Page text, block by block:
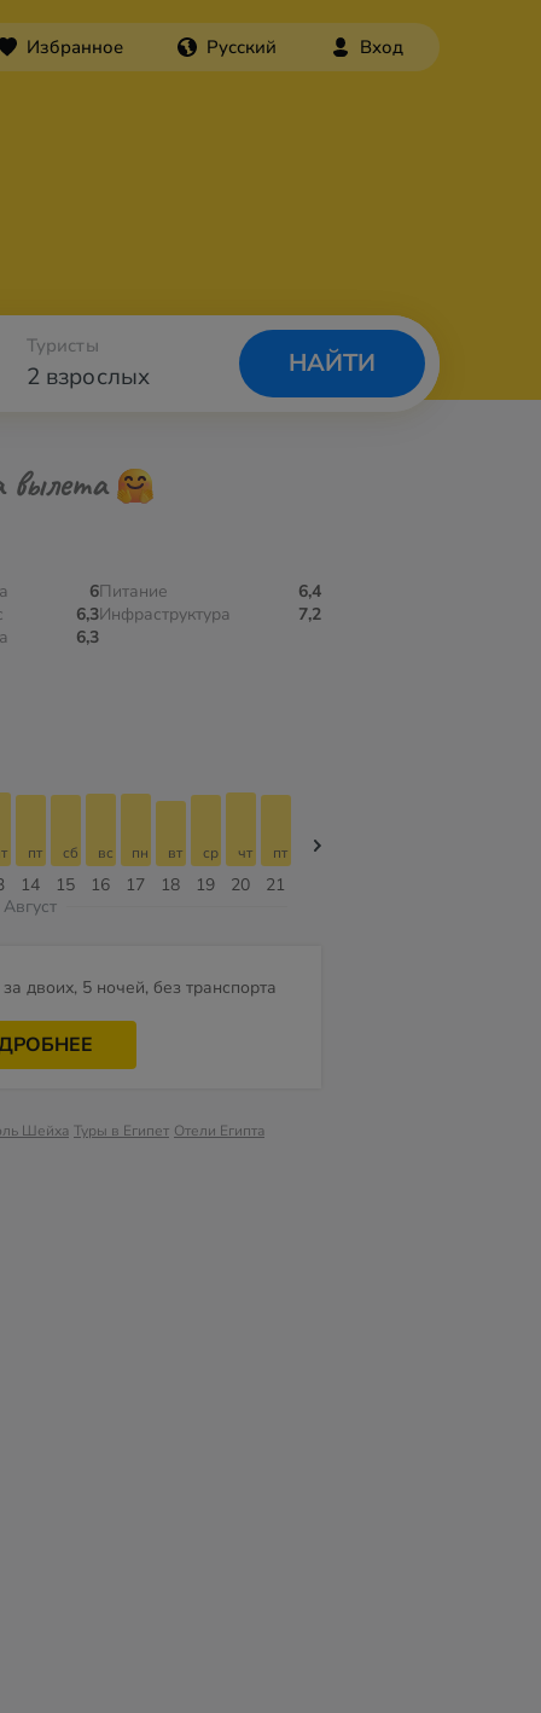
Избранное Русский Вход
2 взрослых
Туристы
НАЙТИ
вылета
6
6,3
6,3
Питание
6,4
Инфраструктура
7,2
14
пт
15
сб
16
вс
17
пн
18
вт
19
ср
20
чт
21
пт
Август
за двоих, 5 ночей, без транспорта
Шейха Туры в Египет Отели Египта